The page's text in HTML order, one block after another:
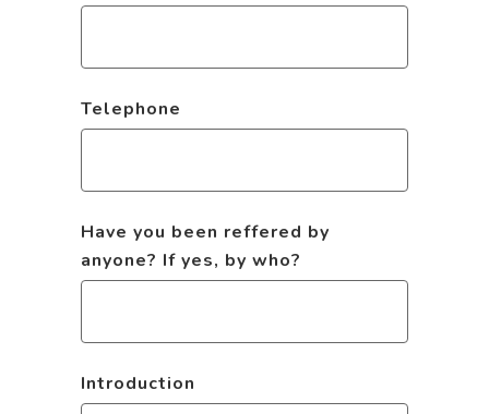
Telephone
Have you been reffered by
anyone? If yes, by who?
Introduction